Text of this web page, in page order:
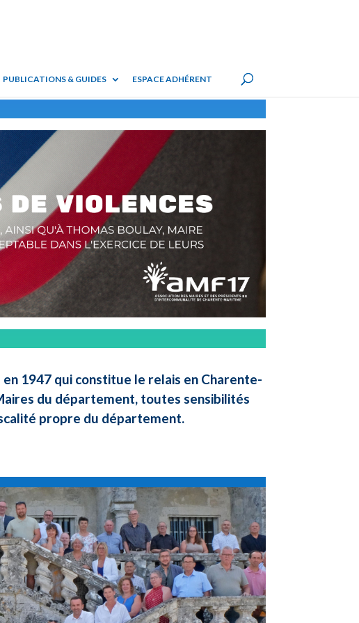
PUBLICATIONS & GUIDES ESPACE ADHÉRENT
1947 qui constitue le relais en Charente-
du département, toutes sensibilités
propre du département.